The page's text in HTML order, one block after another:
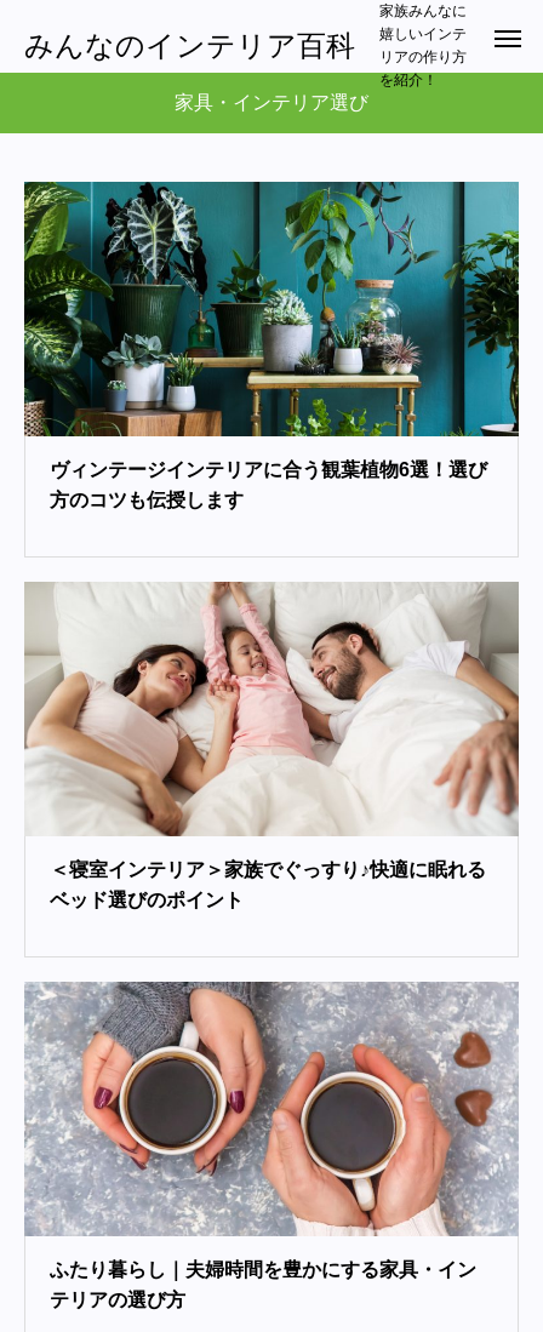
みんなのインテリア百科
家族みんなに
嬉しいインテ
リアの作り方
を紹介！
家具・インテリア選び
ヴィンテージインテリアに合う観葉植物6選！選び
方のコツも伝授します
＜寝室インテリア＞家族でぐっすり♪快適に眠れる
ベッド選びのポイント
ふたり暮らし｜夫婦時間を豊かにする家具・イン
テリアの選び方